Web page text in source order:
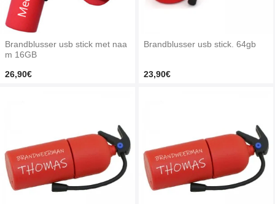
Brandblusser usb stick met naa
m 16GB
26,90€
Brandblusser usb stick. 64gb
23,90€